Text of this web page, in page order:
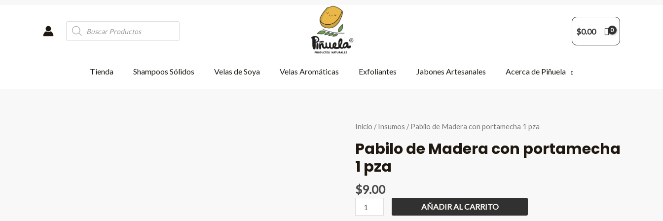
Products
search
$0.00
Tienda Shampoos Sólidos Velas de Soya Velas Aromáticas Exfoliantes Jabones Artesanales Acerca de Piñuela
Inicio /Insumos / Pabilo de Madera con portamecha 1 pza
Pabilo de Madera con portamecha
1 pza
$9.00
Pabilo
de
AÑADIR AL CARRITO